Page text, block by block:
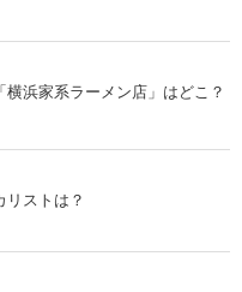
浜家系ラーメン店」はどこ？
リストは？